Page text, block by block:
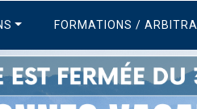
FORMATIONS /